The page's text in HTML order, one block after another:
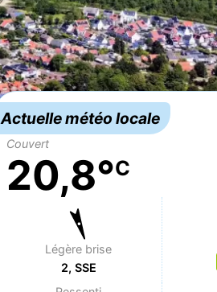
Actuelle météo locale
Couvert
20,8°C
Légère brise
2, SSE